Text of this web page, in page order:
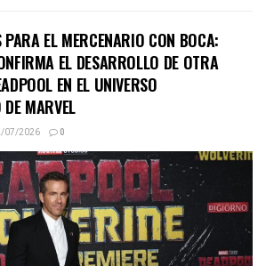
EL MERCENARIO CON BOCA:
EL DESARROLLO DE OTRA
EN EL UNIVERSO
MARVEL
07/2026 0